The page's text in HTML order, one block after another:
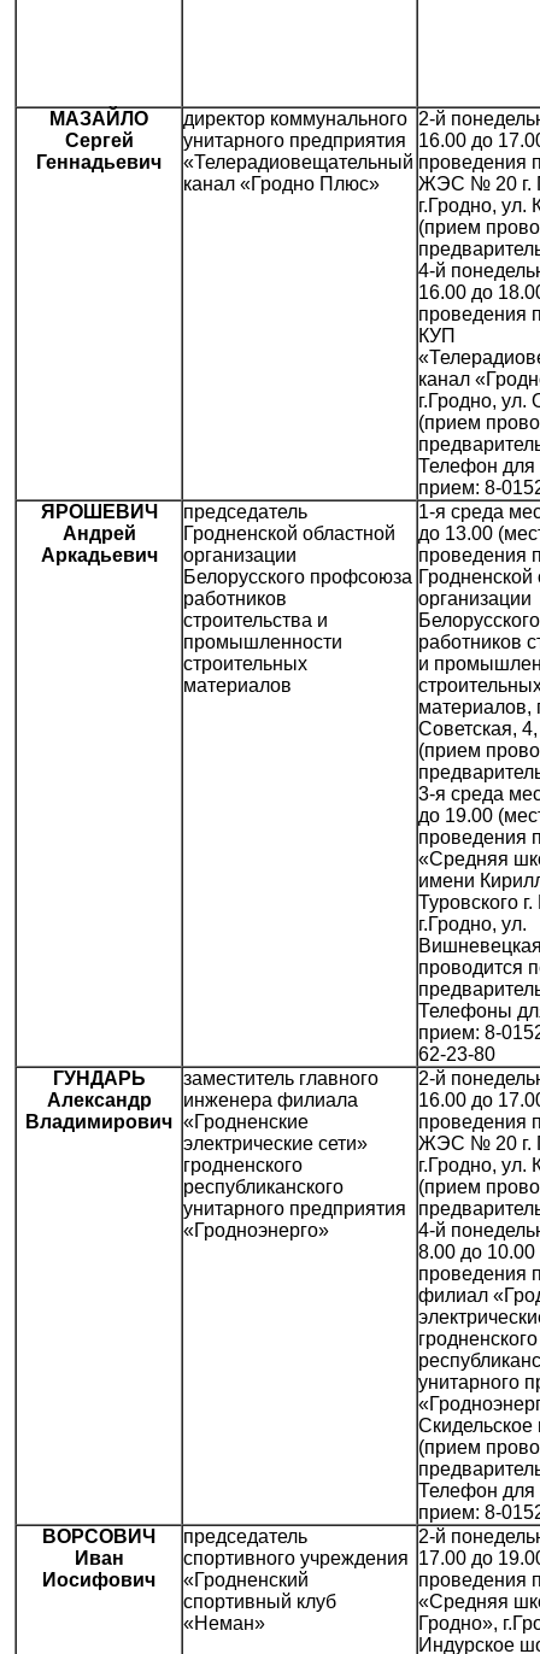
МАЗАЙЛО
Сергей
Геннадьевич
директор коммунального
унитарного предприятия
«Телерадиовещательный
канал «Гродно Плюс»
2-й
16.00 до
проведения
ЖЭС № 20 г.
г.Гродно, ул.
(прием
4-й
16.00 до
проведения
КУП
канал
г.Гродно,
(прием
Телефон для
прием: 8-
ЯРОШЕВИЧ
Андрей
Аркадьевич
председатель
Гродненской областной
организации
Белорусского профсоюза
работников
строительства и
промышленности
строительных
материалов
1-я среда
до 13.00
проведения
Гродненской
организации
работников
и
материалов,
Советская,
(прием
3-я среда
до 19.00
проведения
«Средняя
имени
Туровского
г.Гродно, ул.
проводится
Телефоны
прием: 8-
62-23-80
ГУНДАРЬ
Александр
Владимирович
заместитель главного
инженера филиала
«Гродненские
электрические сети»
гродненского
республиканского
унитарного предприятия
«Гродноэнерго»
2-й
16.00 до
проведения
ЖЭС № 20 г.
г.Гродно, ул.
(прием
4-й
8.00 до 10.00
проведения
филиал
гродненского
унитарного
(прием
Телефон для
прием: 8-
ВОРСОВИЧ
Иван
Иосифович
председатель
спортивного учреждения
«Гродненский
спортивный клуб
«Неман»
2-й
17.00 до
проведения
«Средняя
Гродно»,
Индурское